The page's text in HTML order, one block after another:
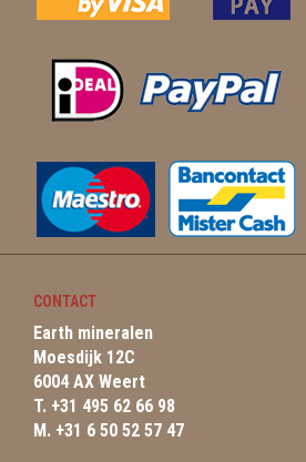
CONTACT
Earth mineralen
Moesdijk 12C
6004 AX Weert
T. +31 495 62 66 98
M. +31 6 50 52 57 47